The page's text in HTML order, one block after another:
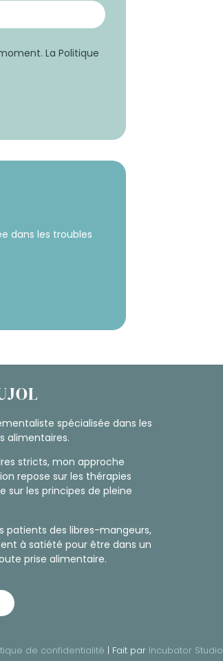
La Politique
dans les troubles
spécialisée dans les
alimentaires.
stricts, mon approche
repose sur les thérapies
les principes de pleine
patients des libres-mangeurs,
à satiété pour être dans un
prise alimentaire.
de confidentialité | Fait par Incubator Studio